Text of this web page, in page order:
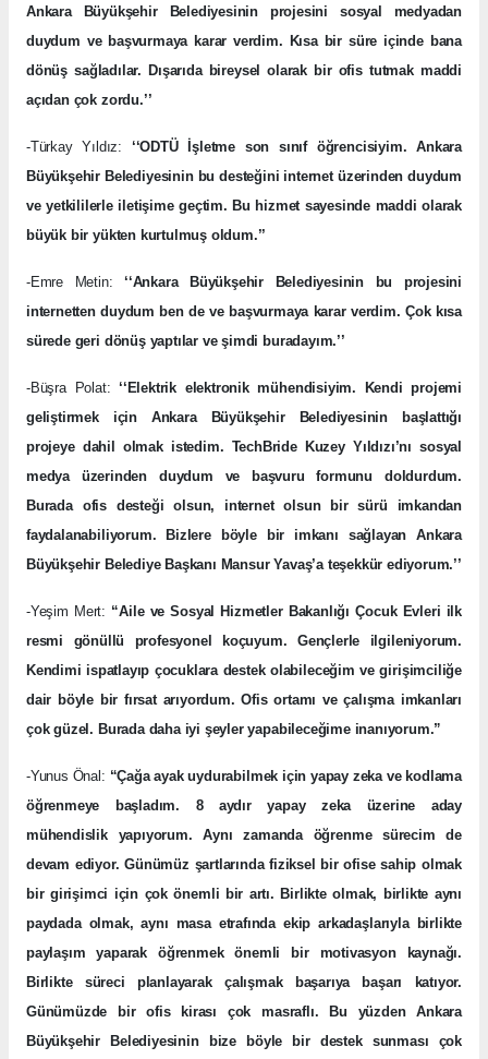
Ankara Büyükşehir Belediyesinin projesini sosyal medyadan
duydum ve başvurmaya karar verdim. Kısa bir süre içinde bana
dönüş sağladılar. Dışarıda bireysel olarak bir ofis tutmak maddi
açıdan çok zordu.’’
-Türkay Yıldız: ‘‘ODTÜ İşletme son sınıf öğrencisiyim. Ankara
Büyükşehir Belediyesinin bu desteğini internet üzerinden duydum
ve yetkililerle iletişime geçtim. Bu hizmet sayesinde maddi olarak
büyük bir yükten kurtulmuş oldum.’’
-Emre Metin: ‘‘Ankara Büyükşehir Belediyesinin bu projesini
internetten duydum ben de ve başvurmaya karar verdim. Çok kısa
sürede geri dönüş yaptılar ve şimdi buradayım.’’
-Büşra Polat:‘‘Elektrik elektronik mühendisiyim. Kendi projemi
geliştirmek için Ankara Büyükşehir Belediyesinin başlattığı
projeye dahil olmak istedim. TechBride Kuzey Yıldızı’nı sosyal
medya üzerinden duydum ve başvuru formunu doldurdum.
Burada ofis desteği olsun, internet olsun bir sürü imkandan
faydalanabiliyorum. Bizlere böyle bir imkanı sağlayan Ankara
Büyükşehir Belediye Başkanı Mansur Yavaş’a teşekkür ediyorum.’’
-Yeşim Mert: “Aile ve Sosyal Hizmetler Bakanlığı Çocuk Evleri ilk
resmi gönüllü profesyonel koçuyum. Gençlerle ilgileniyorum.
Kendimi ispatlayıp çocuklara destek olabileceğim ve girişimciliğe
dair böyle bir fırsat arıyordum. Ofis ortamı ve çalışma imkanları
çok güzel. Burada daha iyi şeyler yapabileceğime inanıyorum.”
-Yunus Önal: “Çağa ayak uydurabilmek için yapay zeka ve kodlama
öğrenmeye başladım. 8 aydır yapay zeka üzerine aday
mühendislik yapıyorum. Aynı zamanda öğrenme sürecim de
devam ediyor. Günümüz şartlarında fiziksel bir ofise sahip olmak
bir girişimci için çok önemli bir artı. Birlikte olmak, birlikte aynı
paydada olmak, aynı masa etrafında ekip arkadaşlarıyla birlikte
paylaşım yaparak öğrenmek önemli bir motivasyon kaynağı.
Birlikte süreci planlayarak çalışmak başarıya başarı katıyor.
Günümüzde bir ofis kirası çok masraflı. Bu yüzden Ankara
Büyükşehir Belediyesinin bize böyle bir destek sunması çok